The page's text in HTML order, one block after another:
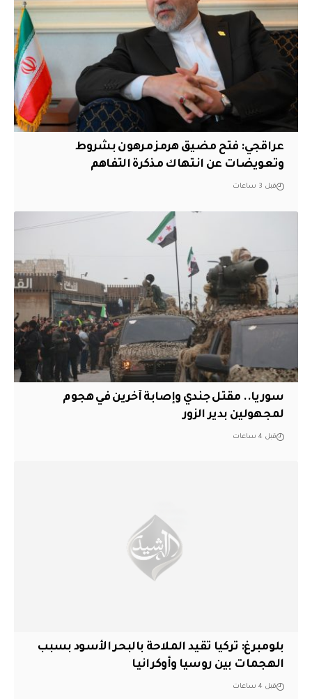
عراقجي: فتح مضيق هرمز مرهون بشروط
وتعويضات عن انتهاك مذكرة التفاهم
قبل 3 ساعات
سوريا.. مقتل جندي وإصابة آخرين في هجوم
لمجهولين بدير الزور
قبل 4 ساعات
بلومبرغ: تركيا تقيد الملاحة بالبحر الأسود بسبب
الهجمات بين روسيا وأوكرانيا
قبل 4 ساعات